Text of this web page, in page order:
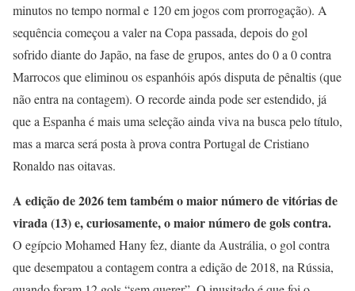
minutos no tempo normal e 120 em jogos com prorrogação). A
sequência começou a valer na Copa passada, depois do gol
sofrido diante do Japão, na fase de grupos, antes do 0 a 0 contra
Marrocos que eliminou os espanhóis após disputa de pênaltis (que
não entra na contagem). O recorde ainda pode ser estendido, já
que a Espanha é mais uma seleção ainda viva na busca pelo título,
mas a marca será posta à prova contra Portugal de Cristiano
Ronaldo nas oitavas.
A edição de 2026 tem também o maior número de vitórias de
virada (13) e, curiosamente, o maior número de gols contra.
O egípcio Mohamed Hany fez, diante da Austrália, o gol contra
que desempatou a contagem contra a edição de 2018, na Rússia,